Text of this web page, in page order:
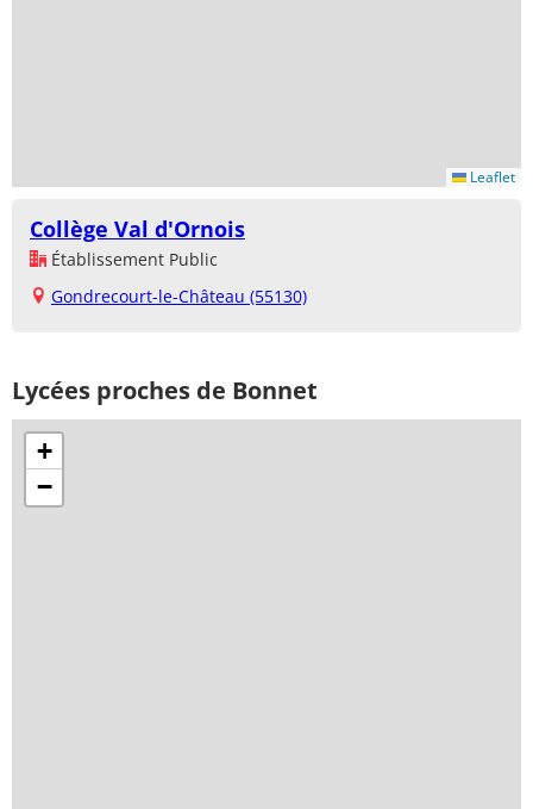
Leaflet
Collège Val d'Ornois
Établissement Public
Gondrecourt-le-Château (55130)
Lycées proches de Bonnet
+
−